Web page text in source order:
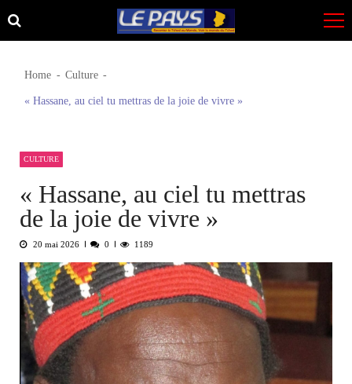
Skip
to
Skip
to
Home Culture
« Hassane, au ciel tu mettras de la joie de vivre »
CULTURE
« Hassane, au ciel tu mettras
de la joie de vivre »
20 mai 2026 0 1189